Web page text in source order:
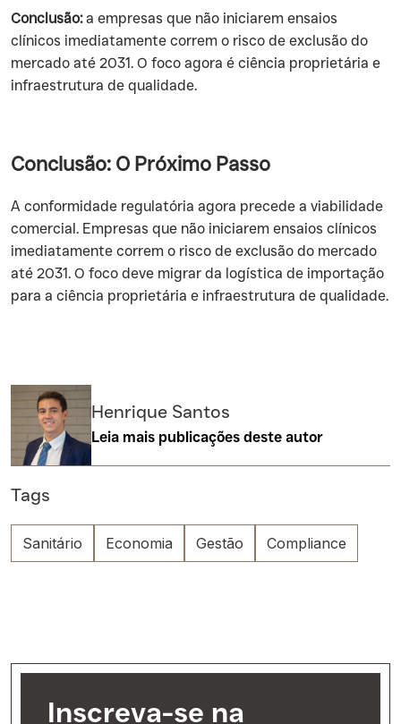
Conclusão:a empresas que não iniciarem ensaios
clínicos imediatamente correm o risco de exclusão do
mercado até 2031. O foco agora é ciência proprietária e
infraestrutura de qualidade.
Conclusão: O Próximo Passo
A conformidade regulatória agora precede a viabilidade
comercial. Empresas que não iniciarem ensaios clínicos
imediatamente correm o risco de exclusão do mercado
até 2031. O foco deve migrar da logística de importação
para a ciência proprietária e infraestrutura de qualidade.
Henrique Santos
Leia mais publicações deste autor
Tags
Sanitário Economia Gestão Compliance
Inscreva-se na